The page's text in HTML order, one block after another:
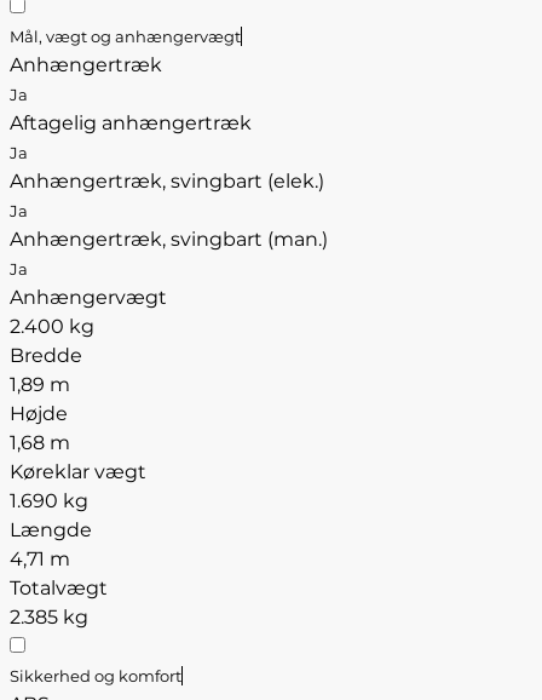
Mål, vægt og anhængervægt
Anhængertræk
Ja
Aftagelig anhængertræk
Ja
Anhængertræk, svingbart (elek.)
Ja
Anhængertræk, svingbart (man.)
Ja
Anhængervægt
2.400 kg
Bredde
1,89 m
Højde
1,68 m
Køreklar vægt
1.690 kg
Længde
4,71 m
Totalvægt
2.385 kg
Sikkerhed og komfort